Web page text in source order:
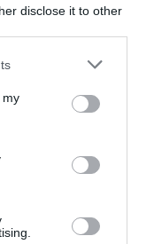
disclose it to other
my
Adeverințele,
a adeverințelor
ci direct
de presă al